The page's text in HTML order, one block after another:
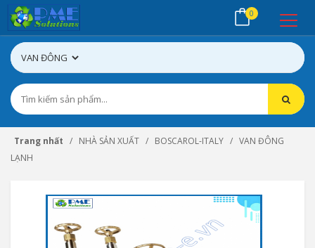
0
Trang nhất NHÀ SẢN XUẤT BOSCAROL-ITALY
VAN ĐÔNG
LẠNH